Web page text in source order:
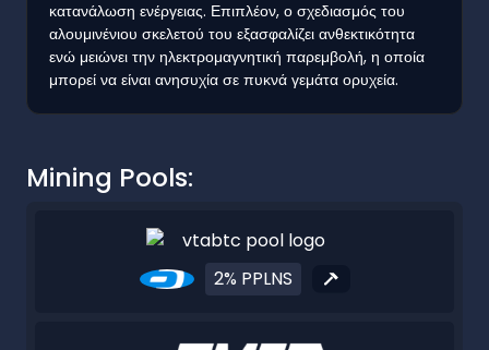
κατανάλωση ενέργειας. Επιπλέον, ο σχεδιασμός του
αλουμινένιου σκελετού του εξασφαλίζει ανθεκτικότητα
ενώ μειώνει την ηλεκτρομαγνητική παρεμβολή, η οποία
μπορεί να είναι ανησυχία σε πυκνά γεμάτα ορυχεία.
Mining Pools:
2% PPLNS